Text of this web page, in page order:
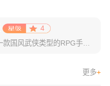
4
更多+